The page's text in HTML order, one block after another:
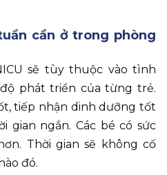
cần ở trong phòng
sẽ tùy thuộc vào tình
phát triển của từng trẻ.
tiếp nhận dinh dưỡng tốt
gian ngắn. Các bé có sức
Thời gian sẽ không cố
đó.